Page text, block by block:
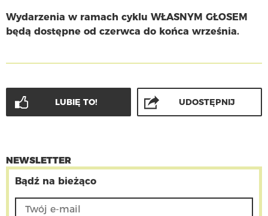
Wydarzenia w ramach cyklu WŁASNYM GŁOSEM
będą dostępne od czerwca do końca września.
LUBIĘ TO! UDOSTĘPNIJ
NEWSLETTER
Bądź na bieżąco